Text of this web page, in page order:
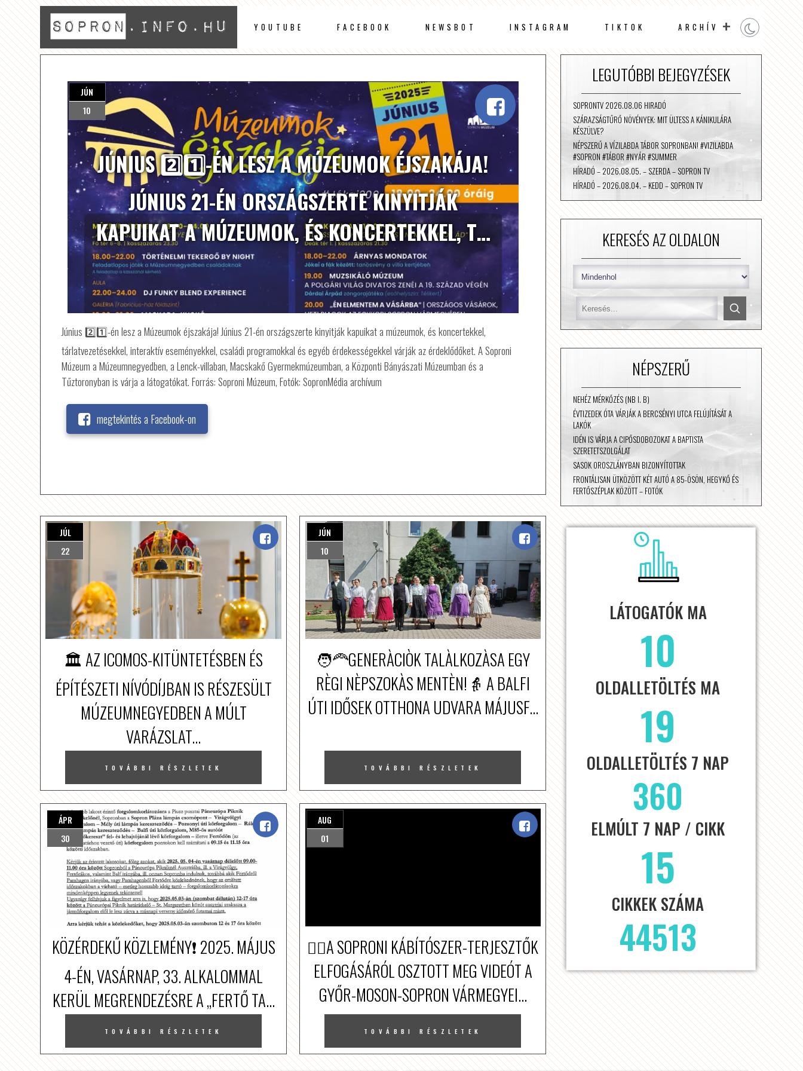
YOUTUBE FACEBOOK NEWSBOT INSTAGRAM TIKTOK ARCHÍV
JÚNIUS 2️⃣1️⃣-ÉN LESZ A MÚZEUMOK ÉJSZAKÁJA!
JÚNIUS 21-ÉN ORSZÁGSZERTE KINYITJÁK
KAPUIKAT A MÚZEUMOK, ÉS KONCERTEKKEL, T…
JÚN
10
Június 2️⃣1️⃣-én lesz a Múzeumok éjszakája! Június 21-én országszerte kinyitják kapuikat a múzeumok, és koncertekkel,
tárlatvezetésekkel, interaktív eseményekkel, családi programokkal és egyéb érdekességekkel várják az érdeklődőket. A Soproni
Múzeum a Múzeumnegyedben, a Lenck-villaban, Macskakő Gyermekmúzeumban, a Központi Bányászati Múzeumban és a
Tűztoronyban is várja a látogatókat. Forrás: Soproni Múzeum, Fotók: SopronMédia archívum
megtekintés a Facebook-on
JÚL
22
🏛️ AZ ICOMOS-KITÜNTETÉSBEN ÉS
ÉPÍTÉSZETI NÍVÓDÍJBAN IS RÉSZESÜLT
MÚZEUMNEGYEDBEN A MÚLT
VARÁZSLAT...
TOVÁBBI RÉSZLETEK
JÚN
10
🧑‍🦰GENERÀCIÒK TALÀLKOZÀSA EGY
RÈGI NÈPSZOKÀS MENTÈN!👵 A BALFI
ÚTI IDŐSEK OTTHONA UDVARA MÁJUSF...
TOVÁBBI RÉSZLETEK
ÁPR
30
KÖZÉRDEKŰ KÖZLEMÉNY❗️ 2025. MÁJUS
4-ÉN, VASÁRNAP, 33. ALKALOMMAL
KERÜL MEGRENDEZÉSRE A „FERTŐ TA...
TOVÁBBI RÉSZLETEK
AUG
01
👮‍♀️A SOPRONI KÁBÍTÓSZER-TERJESZTŐK
ELFOGÁSÁRÓL OSZTOTT MEG VIDEÓT A
GYŐR-MOSON-SOPRON VÁRMEGYEI...
TOVÁBBI RÉSZLETEK
LEGUTÓBBI BEJEGYZÉSEK
SOPRONTV 2026.08.06 HIRADÓ
SZÁRAZSÁGTŰRŐ NÖVÉNYEK: MIT ÜLTESS A KÁNIKULÁRA
KÉSZÜLVE?
NÉPSZERŰ A VÍZILABDA TÁBOR SOPRONBAN! #VIZILABDA
#SOPRON #TÁBOR #NYÁR #SUMMER
HÍRADÓ – 2026.08.05. – SZERDA – SOPRON TV
HÍRADÓ – 2026.08.04. – KEDD – SOPRON TV
KERESÉS AZ OLDALON
NÉPSZERŰ
NEHÉZ MÉRKŐZÉS (NB I. B)
ÉVTIZEDEK ÓTA VÁRJÁK A BERCSÉNYI UTCA FELÚJÍTÁSÁT A
LAKÓK
IDÉN IS VÁRJA A CIPŐSDOBOZOKAT A BAPTISTA
SZERETETSZOLGÁLAT
SASOK OROSZLÁNYBAN BIZONYÍTOTTAK
FRONTÁLISAN ÜTKÖZÖTT KÉT AUTÓ A 85-ÖSÖN, HEGYKŐ ÉS
FERTŐSZÉPLAK KÖZÖTT – FOTÓK
LÁTOGATÓK MA
10
OLDALLETÖLTÉS MA
19
OLDALLETÖLTÉS 7 NAP
360
ELMÚLT 7 NAP / CIKK
15
CIKKEK SZÁMA
44513